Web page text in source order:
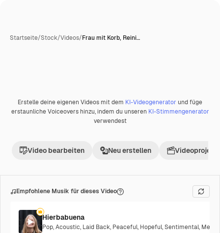
Startseite/Stock/Videos/Frau mit Korb, Reini…
Premium
Erstelle deine eigenen Videos mit dem KI-Videogenerator und füge
erstaunliche Voiceovers hinzu, indem du unseren KI-Stimmengenerator
verwendest
Video bearbeiten Neu erstellen Videoprojekt
Empfohlene Musik für dieses Video
Hierbabuena
Pop,Acoustic, Laid Back, Peaceful, Hopeful,Sentimental,